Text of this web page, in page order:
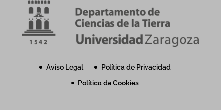
Aviso Legal
Política de Privacidad
Política de Cookies